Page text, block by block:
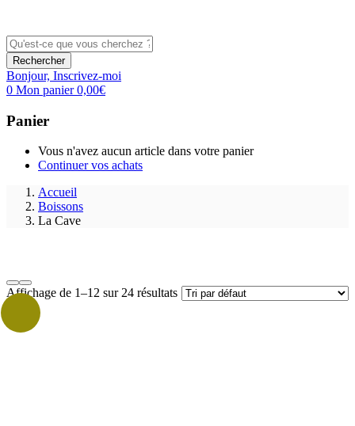
Rechercher
Bonjour, Inscrivez-moi
0 Mon panier0,00€
Panier
Vous n'avez aucun article dans votre panier
Continuer vos achats
Accueil
Boissons
La Cave
Prix
Affichage de 1–12 sur 24 résultats